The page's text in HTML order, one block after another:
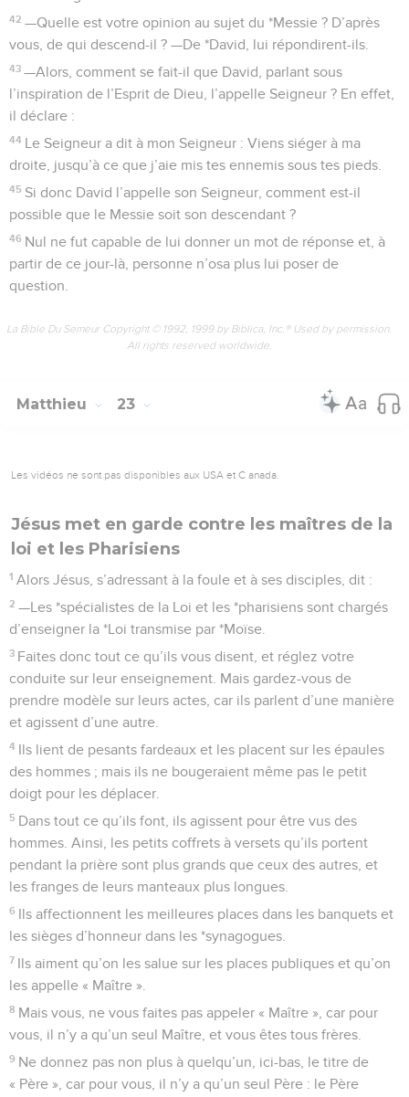
42 —Quelle est votre opinion au sujet du *Messie ? D’après
vous, de qui descend-il ? —De *David, lui répondirent-ils.
43 —Alors, comment se fait-il que David, parlant sous
l’inspiration de l’Esprit de Dieu, l’appelle Seigneur ? En effet,
il déclare :
44 Le Seigneur a dit à mon Seigneur : Viens siéger à ma
droite, jusqu’à ce que j’aie mis tes ennemis sous tes pieds.
45 Si donc David l’appelle son Seigneur, comment est-il
possible que le Messie soit son descendant ?
46 Nul ne fut capable de lui donner un mot de réponse et, à
partir de ce jour-là, personne n’osa plus lui poser de
question.
La Bible Du Semeur Copyright © 1992, 1999 by Biblica, Inc.® Used by permission.
All rights reserved worldwide.
Matthieu 23
Les vidéos ne sont pas disponibles aux USA et C anada.
Jésus met en garde contre les maîtres de la
loi et les Pharisiens
1 Alors Jésus, s’adressant à la foule et à ses disciples, dit :
2 —Les *spécialistes de la Loi et les *pharisiens sont chargés
d’enseigner la *Loi transmise par *Moïse.
3 Faites donc tout ce qu’ils vous disent, et réglez votre
conduite sur leur enseignement. Mais gardez-vous de
prendre modèle sur leurs actes, car ils parlent d’une manière
et agissent d’une autre.
4 Ils lient de pesants fardeaux et les placent sur les épaules
des hommes ; mais ils ne bougeraient même pas le petit
doigt pour les déplacer.
5 Dans tout ce qu’ils font, ils agissent pour être vus des
hommes. Ainsi, les petits coffrets à versets qu’ils portent
pendant la prière sont plus grands que ceux des autres, et
les franges de leurs manteaux plus longues.
6 Ils affectionnent les meilleures places dans les banquets et
les sièges d’honneur dans les *synagogues.
7 Ils aiment qu’on les salue sur les places publiques et qu’on
les appelle « Maître ».
8 Mais vous, ne vous faites pas appeler « Maître », car pour
vous, il n’y a qu’un seul Maître, et vous êtes tous frères.
9 Ne donnez pas non plus à quelqu’un, ici-bas, le titre de
« Père », car pour vous, il n’y a qu’un seul Père : le Père